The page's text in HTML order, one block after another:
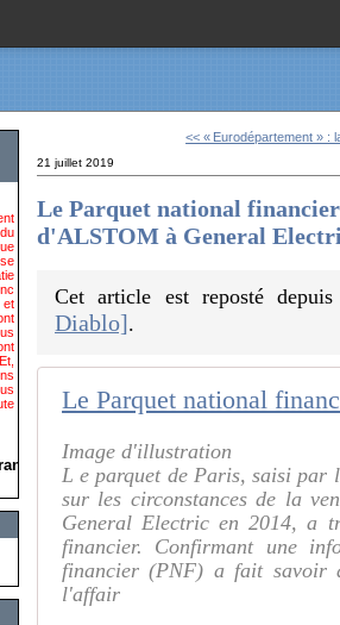
et
<< « Eurodépartement » :
21 juillet 2019
Le Parquet national
d'ALSTOM à General
Cet article est reposté
Diablo].
Image d'illustration
L e parquet de Paris, saisi par
sur les circonstances de la
General Electric en 2014, a
financier. Confirmant une
financier (PNF) a fait
l'affair